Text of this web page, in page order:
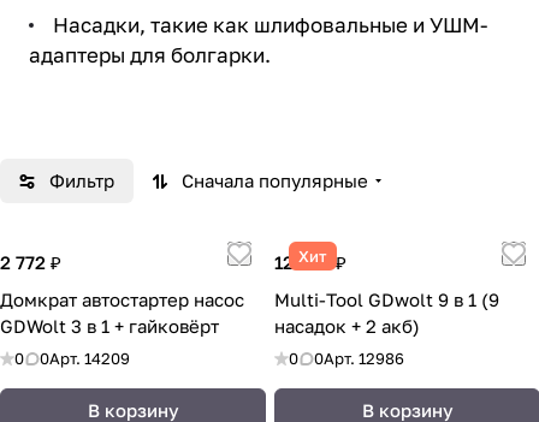
Насадки, такие как шлифовальные и УШМ-
адаптеры для болгарки.​
Фильтр Сначала популярные
2 772 ₽
Домкрат автостартер насос
GDWolt 3 в 1 + гайковёрт
0 0Арт. 14209
В корзину
Хит
12 244 ₽
Multi-Tool GDwolt 9 в 1 (9
насадок + 2 акб)
0 0Арт. 12986
В корзину